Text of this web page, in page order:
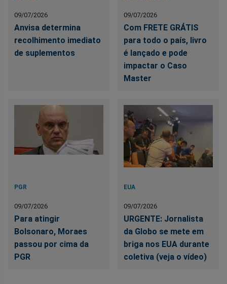
09/07/2026
Anvisa determina
recolhimento imediato
de suplementos
09/07/2026
Com FRETE GRÁTIS
para todo o país, livro
é lançado e pode
impactar o Caso
Master
PGR
09/07/2026
Para atingir
Bolsonaro, Moraes
passou por cima da
PGR
EUA
09/07/2026
URGENTE: Jornalista
da Globo se mete em
briga nos EUA durante
coletiva (veja o vídeo)